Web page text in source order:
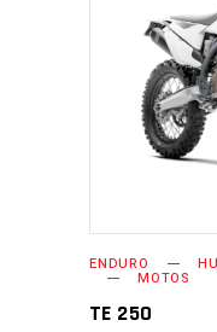
ENDURO
MOTOS
TE 250